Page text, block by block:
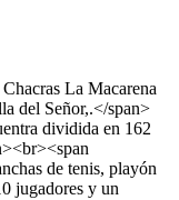
La Macarena
del Señor,.</span>
dividida en 162
de tenis, playón
jugadores y un